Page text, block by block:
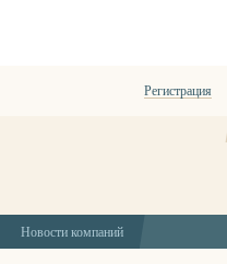
Регистрация
Новости компаний